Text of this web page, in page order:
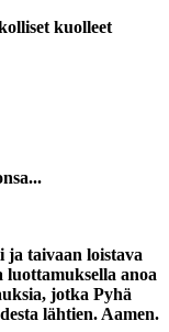
kuolleet
ja taivaan loistava
anoa
jotka Pyhä
lähtien. Aamen.